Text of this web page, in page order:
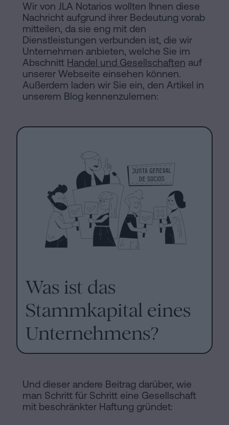
Wir von JLA Notarios wollten Ihnen diese
Nachricht aufgrund ihrer Bedeutung vorab
mitteilen, da sie eng mit den
Dienstleistungen verbunden ist, die wir
Unternehmen anbieten, welche Sie im
Abschnitt Handel und Gesellschaften auf
unserer Webseite einsehen können.
Außerdem laden wir Sie ein, den Artikel in
unserem Blog kennenzulernen:
Was ist das
Stammkapital eines
Unternehmens?
Und dieser andere Beitrag darüber, wie
man Schritt für Schritt eine Gesellschaft
mit beschränkter Haftung gründet: